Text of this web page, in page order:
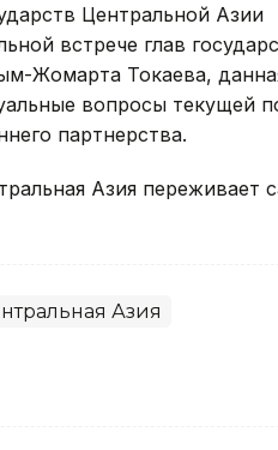
Центральной Азии
встрече глав
Жомарта Токаева,
вопросы текущей
партнерства.
Азия переживает
Азия